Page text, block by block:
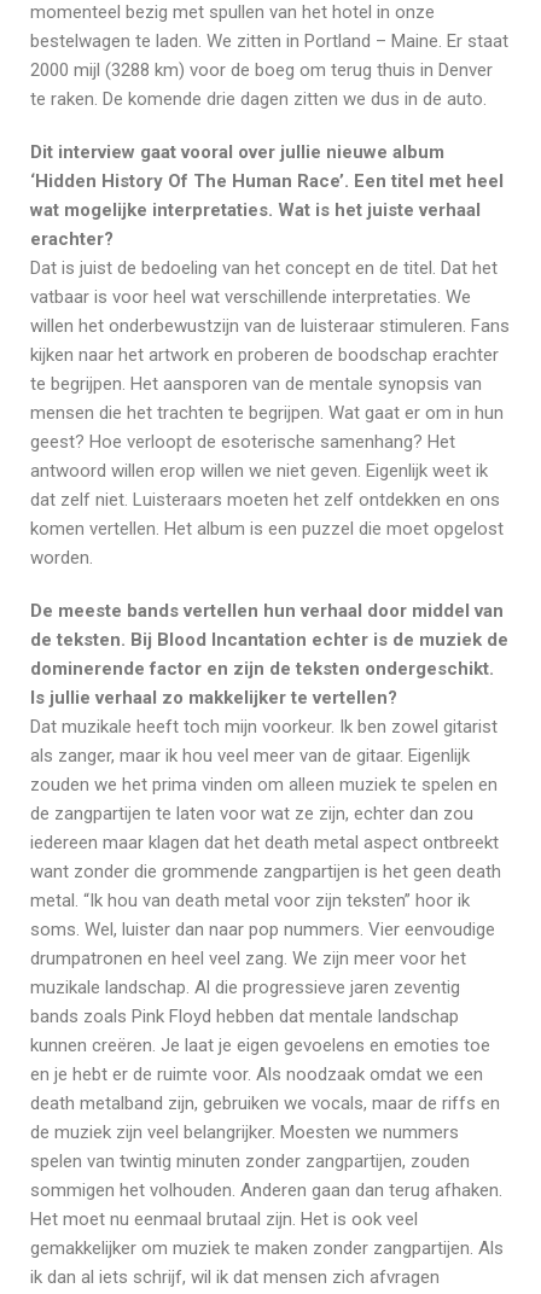
momenteel bezig met spullen van het hotel in onze
bestelwagen te laden. We zitten in Portland – Maine. Er staat
2000 mijl (3288 km) voor de boeg om terug thuis in Denver
te raken. De komende drie dagen zitten we dus in de auto.
Dit interview gaat vooral over jullie nieuwe album
‘Hidden History Of The Human Race’. Een titel met heel
wat mogelijke interpretaties. Wat is het juiste verhaal
erachter?
Dat is juist de bedoeling van het concept en de titel. Dat het
vatbaar is voor heel wat verschillende interpretaties. We
willen het onderbewustzijn van de luisteraar stimuleren. Fans
kijken naar het artwork en proberen de boodschap erachter
te begrijpen. Het aansporen van de mentale synopsis van
mensen die het trachten te begrijpen. Wat gaat er om in hun
geest? Hoe verloopt de esoterische samenhang? Het
antwoord willen erop willen we niet geven. Eigenlijk weet ik
dat zelf niet. Luisteraars moeten het zelf ontdekken en ons
komen vertellen. Het album is een puzzel die moet opgelost
worden.
De meeste bands vertellen hun verhaal door middel van
de teksten. Bij Blood Incantation echter is de muziek de
dominerende factor en zijn de teksten ondergeschikt.
Is jullie verhaal zo makkelijker te vertellen?
Dat muzikale heeft toch mijn voorkeur. Ik ben zowel gitarist
als zanger, maar ik hou veel meer van de gitaar. Eigenlijk
zouden we het prima vinden om alleen muziek te spelen en
de zangpartijen te laten voor wat ze zijn, echter dan zou
iedereen maar klagen dat het death metal aspect ontbreekt
want zonder die grommende zangpartijen is het geen death
metal. “Ik hou van death metal voor zijn teksten” hoor ik
soms. Wel, luister dan naar pop nummers. Vier eenvoudige
drumpatronen en heel veel zang. We zijn meer voor het
muzikale landschap. Al die progressieve jaren zeventig
bands zoals Pink Floyd hebben dat mentale landschap
kunnen creëren. Je laat je eigen gevoelens en emoties toe
en je hebt er de ruimte voor. Als noodzaak omdat we een
death metalband zijn, gebruiken we vocals, maar de riffs en
de muziek zijn veel belangrijker. Moesten we nummers
spelen van twintig minuten zonder zangpartijen, zouden
sommigen het volhouden. Anderen gaan dan terug afhaken.
Het moet nu eenmaal brutaal zijn. Het is ook veel
gemakkelijker om muziek te maken zonder zangpartijen. Als
ik dan al iets schrijf, wil ik dat mensen zich afvragen